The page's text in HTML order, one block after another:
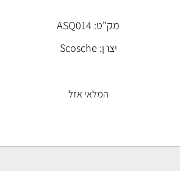
מק"ט: ASQ014
יצרן: Scosche
המלאי אזל